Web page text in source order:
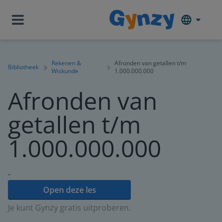
Bibliotheek
Rekenen &
Wiskunde
Afronden van getallen t/m
1.000.000.000
Afronden van
getallen t/m
1.000.000.000
-
Open deze les
Je kunt Gynzy gratis uitproberen.